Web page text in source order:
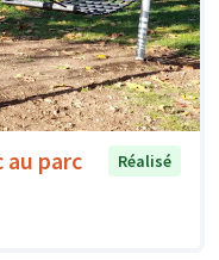
au parc
Réalisé